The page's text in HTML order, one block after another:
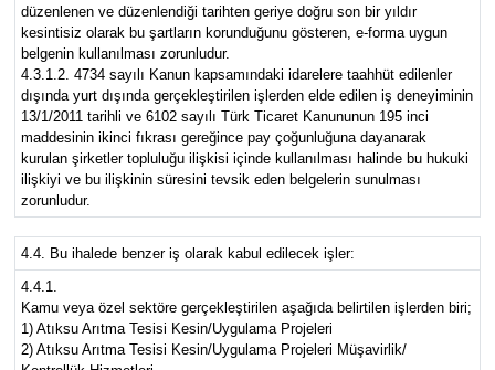
düzenlenen ve düzenlendiği tarihten geriye doğru son bir yıldır
kesintisiz olarak bu şartların korunduğunu gösteren, e-forma uygun
belgenin kullanılması zorunludur.
4.3.1.2. 4734 sayılı Kanun kapsamındaki idarelere taahhüt edilenler
dışında yurt dışında gerçekleştirilen işlerden elde edilen iş deneyiminin
13/1/2011 tarihli ve 6102 sayılı Türk Ticaret Kanununun 195 inci
maddesinin ikinci fıkrası gereğince pay çoğunluğuna dayanarak
kurulan şirketler topluluğu ilişkisi içinde kullanılması halinde bu hukuki
ilişkiyi ve bu ilişkinin süresini tevsik eden belgelerin sunulması
zorunludur.
4.4. Bu ihalede benzer iş olarak kabul edilecek işler:
4.4.1.
Kamu veya özel sektöre gerçekleştirilen aşağıda belirtilen işlerden biri;
1) Atıksu Arıtma Tesisi Kesin/Uygulama Projeleri
2) Atıksu Arıtma Tesisi Kesin/Uygulama Projeleri Müşavirlik/